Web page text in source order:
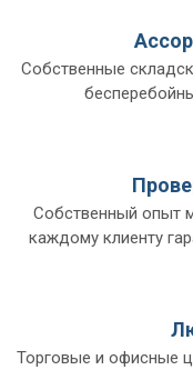
Собственные
Собственный опыт
каждому клиенту
Торговые и офисные